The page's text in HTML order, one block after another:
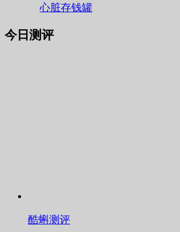
心脏存钱罐
今日测评
酷蝌测评